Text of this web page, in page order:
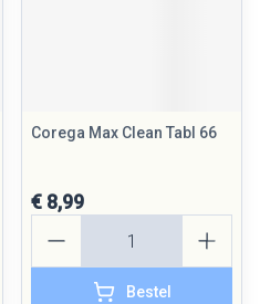
Corega Max Clean Tabl 66
€ 8,99
Bestel